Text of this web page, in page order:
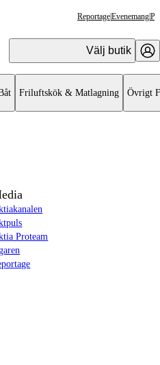
ReportageEvenemang
Välj butik
Friluftskök & Matlagning Övrigt
Proteam